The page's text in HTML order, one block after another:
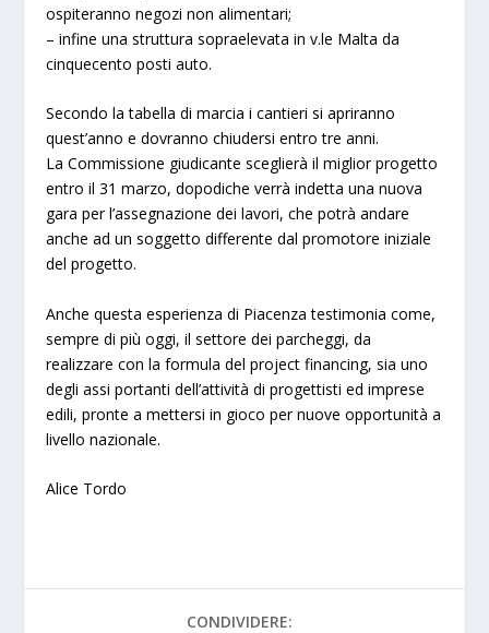
ospiteranno negozi non alimentari;
– infine una struttura sopraelevata in v.le Malta da
cinquecento posti auto.
Secondo la tabella di marcia i cantieri si apriranno
quest’anno e dovranno chiudersi entro tre anni.
La Commissione giudicante sceglierà il miglior progetto
entro il 31 marzo, dopodiche verrà indetta una nuova
gara per l’assegnazione dei lavori, che potrà andare
anche ad un soggetto differente dal promotore iniziale
del progetto.
Anche questa esperienza di Piacenza testimonia come,
sempre di più oggi, il settore dei parcheggi, da
realizzare con la formula del project financing, sia uno
degli assi portanti dell’attività di progettisti ed imprese
edili, pronte a mettersi in gioco per nuove opportunità a
livello nazionale.
Alice Tordo
CONDIVIDERE: